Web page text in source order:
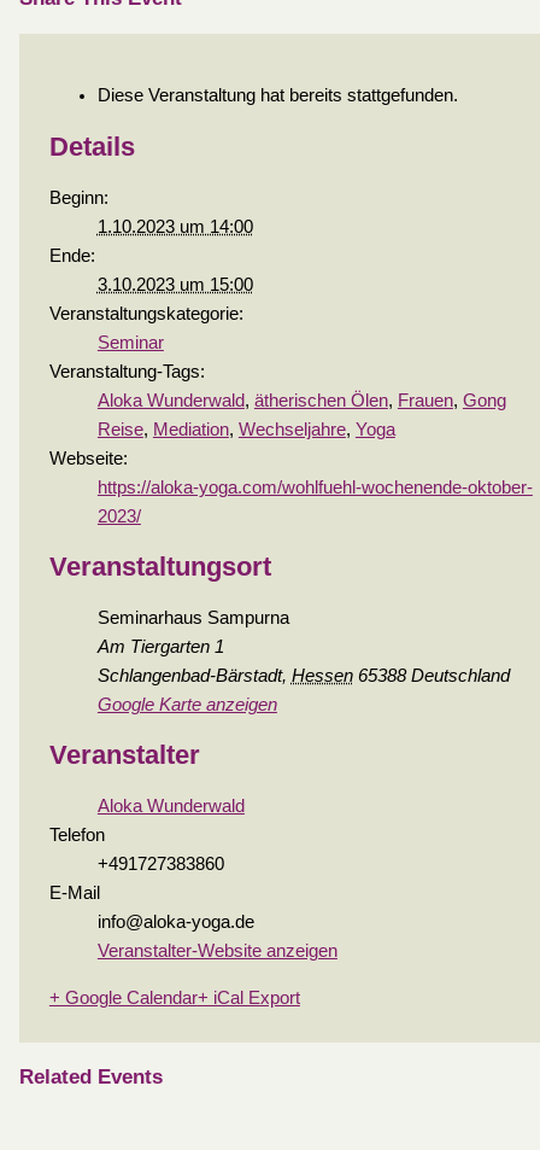
Diese Veranstaltung hat bereits stattgefunden.
Details
Beginn:
1.10.2023 um 14:00
Ende:
3.10.2023 um 15:00
Veranstaltungskategorie:
Seminar
Veranstaltung-Tags:
Aloka Wunderwald, ätherischen Ölen, Frauen, Gong
Reise, Mediation, Wechseljahre, Yoga
Webseite:
https://aloka-yoga.com/wohlfuehl-wochenende-oktober-
2023/
Veranstaltungsort
Seminarhaus Sampurna
Am Tiergarten 1
Schlangenbad-Bärstadt, Hessen 65388 Deutschland
Google Karte anzeigen
Veranstalter
Aloka Wunderwald
Telefon
+491727383860
E-Mail
info@aloka-yoga.de
Veranstalter-Website anzeigen
+ Google Calendar+ iCal Export
Related Events